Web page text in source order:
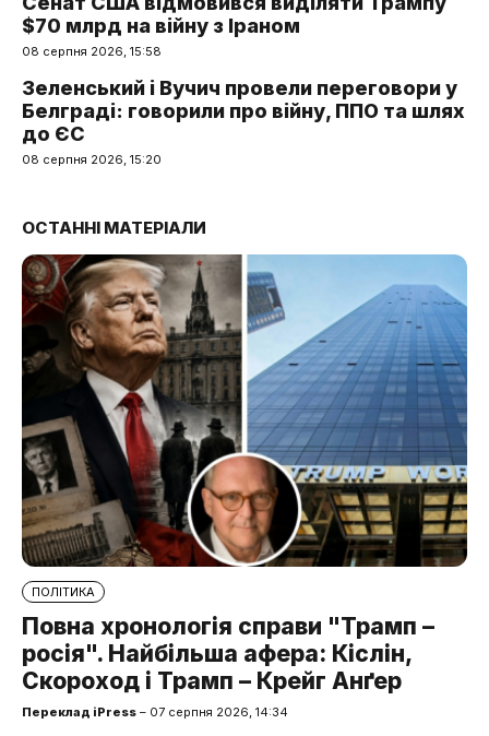
$70 млрд на війну з Іраном
08 серпня 2026, 15:58
Зеленський і Вучич провели переговори у
Белграді: говорили про війну, ППО та шлях
до ЄС
08 серпня 2026, 15:20
ОСТАННІ МАТЕРІАЛИ
ПОЛІТИКА
Повна хронологія справи "Трамп –
росія". Найбільша афера: Кіслін,
Скороход і Трамп – Крейг Анґер
Переклад iPress – 07 серпня 2026, 14:34